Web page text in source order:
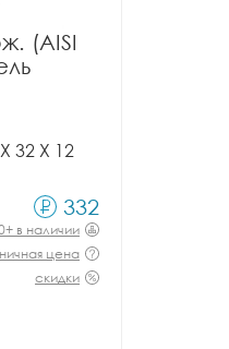
(AISI
32 X 12
332
в наличии
цена
скидки